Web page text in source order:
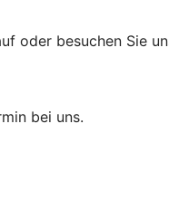
oder besuchen Sie
bei uns.